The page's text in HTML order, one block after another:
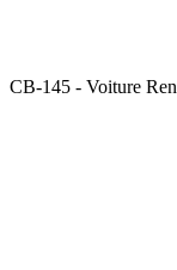
CB-145 - Voiture